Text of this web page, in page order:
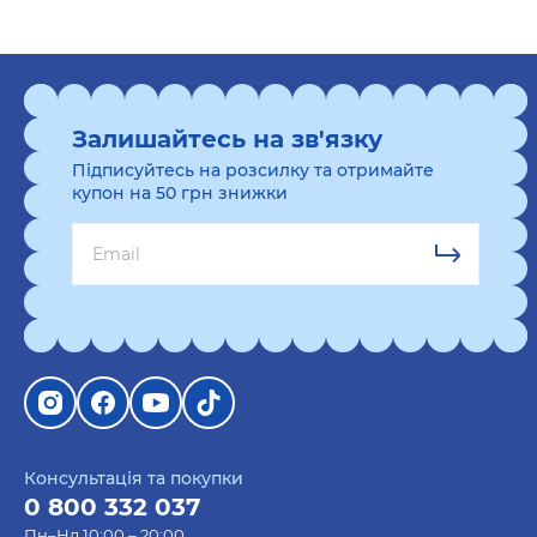
атмосферу ностальгії з цим стильним
альбомом для зберігання спогадів. Ваш
бухгалтер зможе зберігати в ньому
найяскравіші моменти.
Гра для компанії "Хто я in UA?": Позитивна
Блокнот у клітинку ORNER "Сміливі справи":
Зручний блокнот для записування планів та
ідей, який завжди під рукою.
Картина за номерами
Дозвольте вашому бухгалтеру розслабитися і
Консультація та покупки
0 800 332 037
Залишайтесь на зв'язку
Підписуйтесь на розсилку та отримайте
купон на 50 грн знижки